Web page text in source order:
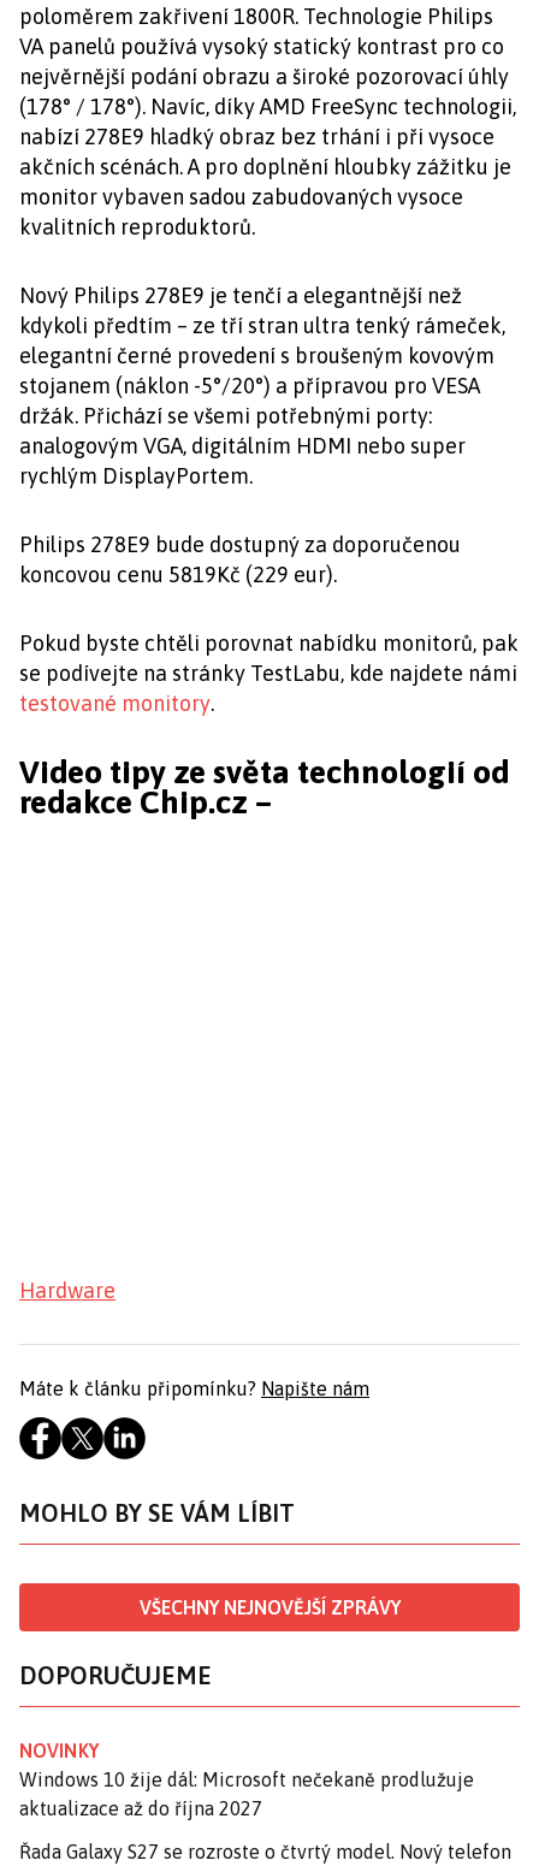
poloměrem zakřivení 1800R. Technologie Philips
VA panelů používá vysoký statický kontrast pro co
nejvěrnější podání obrazu a široké pozorovací úhly
(178° / 178°). Navíc, díky AMD FreeSync technologii,
nabízí 278E9 hladký obraz bez trhání i při vysoce
akčních scénách. A pro doplnění hloubky zážitku je
monitor vybaven sadou zabudovaných vysoce
kvalitních reproduktorů.
Nový Philips 278E9 je tenčí a elegantnější než
kdykoli předtím – ze tří stran ultra tenký rámeček,
elegantní černé provedení s broušeným kovovým
stojanem (náklon -5°/20°) a přípravou pro VESA
držák. Přichází se všemi potřebnými porty:
analogovým VGA, digitálním HDMI nebo super
rychlým DisplayPortem.
Philips 278E9 bude dostupný za doporučenou
koncovou cenu 5819Kč (229 eur).
Pokud byste chtěli porovnat nabídku monitorů, pak
se podívejte na stránky TestLabu, kde najdete námi
testované monitory.
Video tipy ze světa technologií od
redakce Chip.cz –
Hardware
Máte k článku připomínku? Napište nám
MOHLO BY SE VÁM LÍBIT
VŠECHNY NEJNOVĚJŠÍ ZPRÁVY
DOPORUČUJEME
NOVINKY
Windows 10 žije dál: Microsoft nečekaně prodlužuje
aktualizace až do října 2027
Řada Galaxy S27 se rozroste o čtvrtý model. Nový telefon